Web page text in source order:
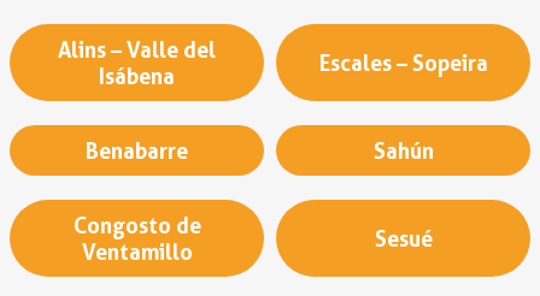
Alins – Valle del
Isábena
Escales – Sopeira
Benabarre Sahún
Congosto de
Ventamillo
Sesué